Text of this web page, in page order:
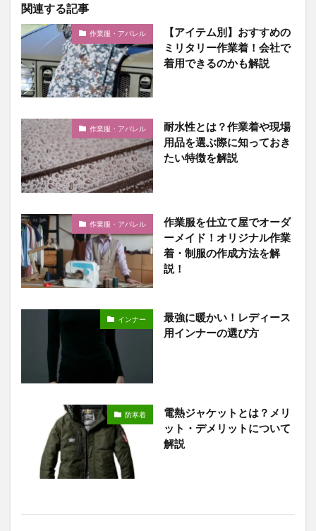
関連する記事
作業服・アパレル
【アイテム別】おすすめの
ミリタリー作業着！会社で
着用できるのかも解説
作業服・アパレル
耐水性とは？作業着や現場
用品を選ぶ際に知っておき
たい特徴を解説
作業服・アパレル
作業服を仕立て屋でオーダ
ーメイド！オリジナル作業
着・制服の作成方法を解
説！
インナー
最強に暖かい！レディース
用インナーの選び方
防寒着
電熱ジャケットとは？メリ
ット・デメリットについて
解説